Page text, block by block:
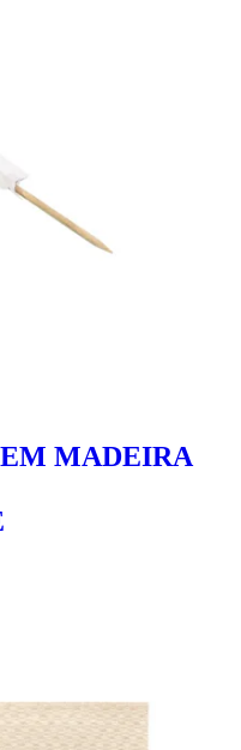
MADEIRA